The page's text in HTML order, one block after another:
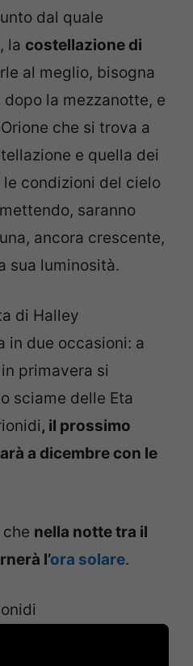
dal quale
la costellazione di
al meglio, bisogna
dopo la mezzanotte, e
che si trova a
e quella dei
le condizioni del cielo
saranno
ancora crescente,
sua luminosità.
di Halley
in due occasioni: a
primavera si
sciame delle Eta
, il prossimo
a dicembre con le
nella notte tra il
l’ora solare.